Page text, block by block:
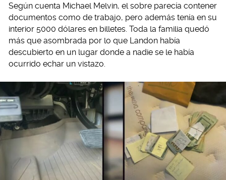
Según cuenta Michael Melvin, el sobre parecía contener
documentos como de trabajo, pero además tenía en su
interior 5000 dólares en billetes. Toda la familia quedó
más que asombrada por lo que Landon había
descubierto en un lugar donde a nadie se le había
ocurrido echar un vistazo.